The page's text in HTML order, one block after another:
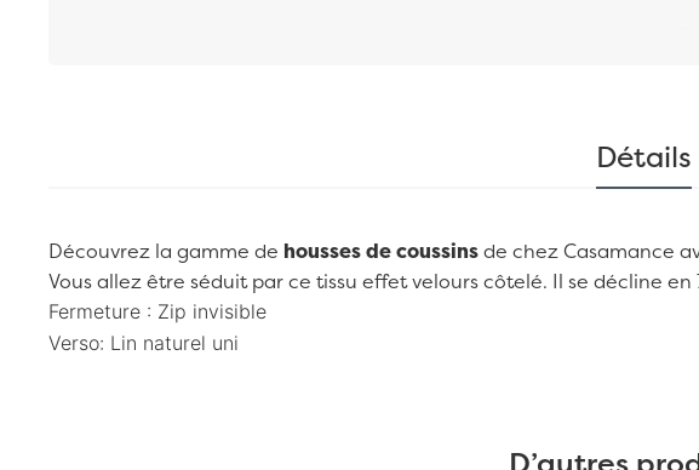
Détails
Découvrez la gamme de housses de coussins de chez Casamance
Vous allez être séduit par ce tissu effet velours côtelé. Il se décline
Fermeture : Zip invisible
Verso: Lin naturel uni